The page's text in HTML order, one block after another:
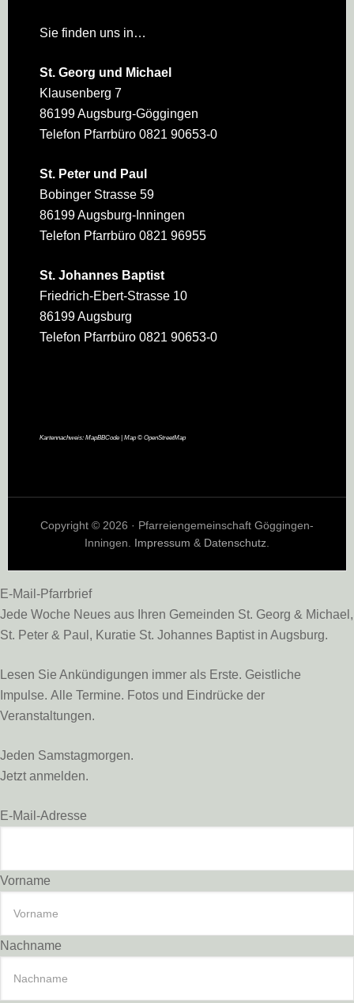
Sie finden uns in…
St. Georg und Michael
Klausenberg 7
86199 Augsburg-Göggingen
Telefon Pfarrbüro 0821 90653-0
St. Peter und Paul
Bobinger Strasse 59
86199 Augsburg-Inningen
Telefon Pfarrbüro 0821 96955
St. Johannes Baptist
Friedrich-Ebert-Strasse 10
86199 Augsburg
Telefon Pfarrbüro 0821 90653-0
Kartennachweis: MapBBCode| Map © OpenStreetMap
Copyright © 2026 · Pfarreiengemeinschaft Göggingen-
Inningen. Impressum & Datenschutz.
E-Mail-Pfarrbrief
Jede Woche Neues aus Ihren Gemeinden St. Georg & Michael,
St. Peter & Paul, Kuratie St. Johannes Baptist in Augsburg.
Lesen Sie Ankündigungen immer als Erste. Geistliche
Impulse. Alle Termine. Fotos und Eindrücke der
Veranstaltungen.
Jeden Samstagmorgen.
Jetzt anmelden.
E-Mail-Adresse
Vorname
Nachname